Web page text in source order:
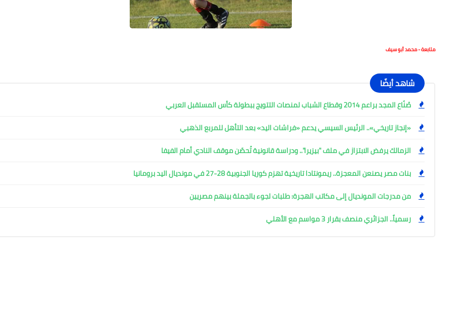
متابعة - محمد أبو سيف
شاهد أيضًا
صُنّاع المجد براعم 2014 وقطاع الشباب لمنصات التتويج ببطولة كأس المستقبل العربي
«إنجاز تاريخي».. الرئيس السيسي يدعم «فراشات اليد» بعد التأهل للمربع الذهبي
الزمالك يرفض الابتزاز في ملف "بيزيرا".. ودراسة قانونية تُحصّن موقف النادي أمام الفيفا
بنات مصر يصنعن المعجزة.. ريمونتادا تاريخية تهزم كوريا الجنوبية 28-27 في مونديال اليد برومانيا
من مدرجات المونديال إلى مكاتب الهجرة: طلبات لجوء بالجملة بينهم مصريين
رسمياً.. الجزائري منصف بقرار 3 مواسم مع الأهلي